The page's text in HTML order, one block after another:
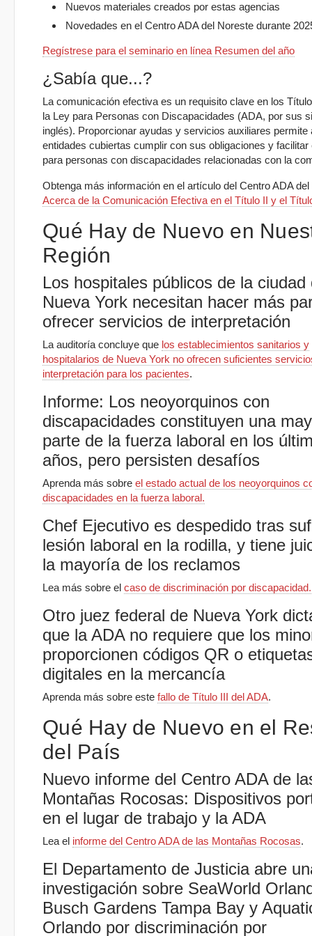
Nuevos materiales creados por estas agencias
Novedades en el Centro ADA del Noreste durante
Regístrese para el seminario en línea Resumen del año
¿Sabía que...?
La comunicación efectiva es un requisito clave en los
la Ley para Personas con Discapacidades (ADA, por sus
inglés). Proporcionar ayudas y servicios auxiliares permite
entidades cubiertas cumplir con sus obligaciones y facilitar
para personas con discapacidades relacionadas con la
Obtenga más información en el artículo del Centro ADA
Acerca de la Comunicación Efectiva en el Título II y el
Qué Hay de Nuevo en
Región
Los hospitales públicos de la ciudad
Nueva York necesitan hacer más
ofrecer servicios de interpretación
La auditoría concluye que los establecimientos sanitarios y
hospitalarios de Nueva York no ofrecen suficientes
interpretación para los pacientes.
Informe: Los neoyorquinos con
discapacidades constituyen una
parte de la fuerza laboral en los
años, pero persisten desafíos
Aprenda más sobre el estado actual de los neoyorquinos
discapacidades en la fuerza laboral.
Chef Ejecutivo es despedido tras
lesión laboral en la rodilla, y tiene
la mayoría de los reclamos
Lea más sobre el caso de discriminación por discapacidad.
Otro juez federal de Nueva York
que la ADA no requiere que los
proporcionen códigos QR o
digitales en la mercancía
Aprenda más sobre este fallo de Título III del ADA.
Qué Hay de Nuevo en el
del País
Nuevo informe del Centro ADA de
Montañas Rocosas: Dispositivos
en el lugar de trabajo y la ADA
Lea el informe del Centro ADA de las Montañas Rocosas.
El Departamento de Justicia abre
investigación sobre SeaWorld
Busch Gardens Tampa Bay y
Orlando por discriminación por